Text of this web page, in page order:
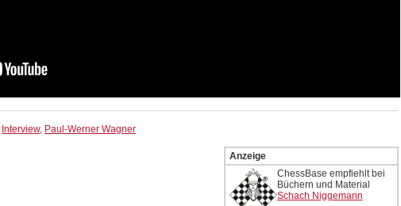
Interview, Paul-Werner Wagner
Anzeige
ChessBase empfiehlt bei
Büchern und Material
Schach Niggemann